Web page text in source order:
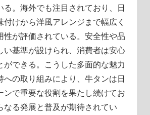
る。海外でも注目されており、日
けから洋風アレンジまで幅広く
性が評価されている。安全性や品
い基準が設けられ、消費者は安心
ができる。こうした多面的な魅力
への取り組みにより、牛タンは日
ンで重要な役割を果たし続けてお
なる発展と普及が期待されてい